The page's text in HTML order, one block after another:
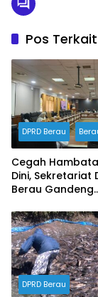
Pos Terkait
DPRD Berau
Cegah
Dini, Sekretariat
Berau Gandeng
Dokumen
Risiko Tahun
DPRD Berau